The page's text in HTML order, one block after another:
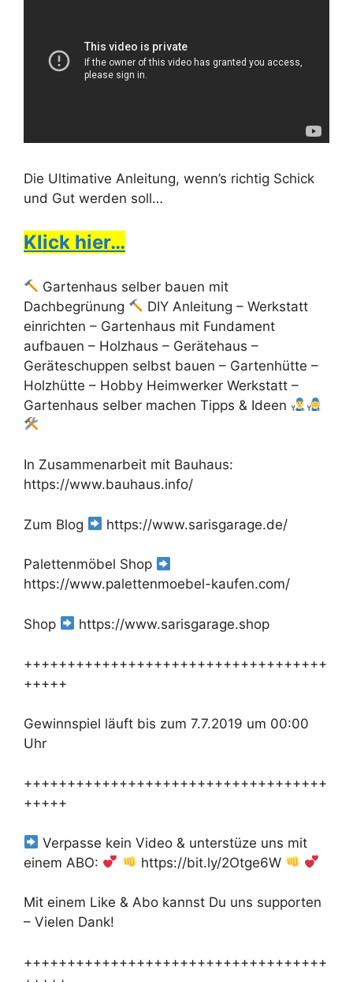
Die Ultimative Anleitung, wenn’s richtig Schick
und Gut werden soll…
Klick hier…
Gartenhaus selber bauen mit
Dachbegrünung
DIY Anleitung – Werkstatt
einrichten – Gartenhaus mit Fundament
aufbauen – Holzhaus – Gerätehaus –
Geräteschuppen selbst bauen – Gartenhütte –
Holzhütte – Hobby Heimwerker Werkstatt –
Gartenhaus selber machen Tipps & Ideen
In Zusammenarbeit mit Bauhaus:
https://www.bauhaus.info/
Zum Blog https://www.sarisgarage.de/
Palettenmöbel Shop
https://www.palettenmoebel-kaufen.com/
Shop https://www.sarisgarage.shop
+++++++++++++++++++++++++++++++++++
+++++
Gewinnspiel läuft bis zum 7.7.2019 um 00:00
Uhr
+++++++++++++++++++++++++++++++++++
+++++
Verpasse kein Video & unterstüze uns mit
einem ABO:
https://bit.ly/2Otge6W
Mit einem Like & Abo kannst Du uns supporten
– Vielen Dank!
+++++++++++++++++++++++++++++++++++